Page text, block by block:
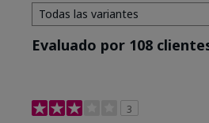
Evaluado por 108
3